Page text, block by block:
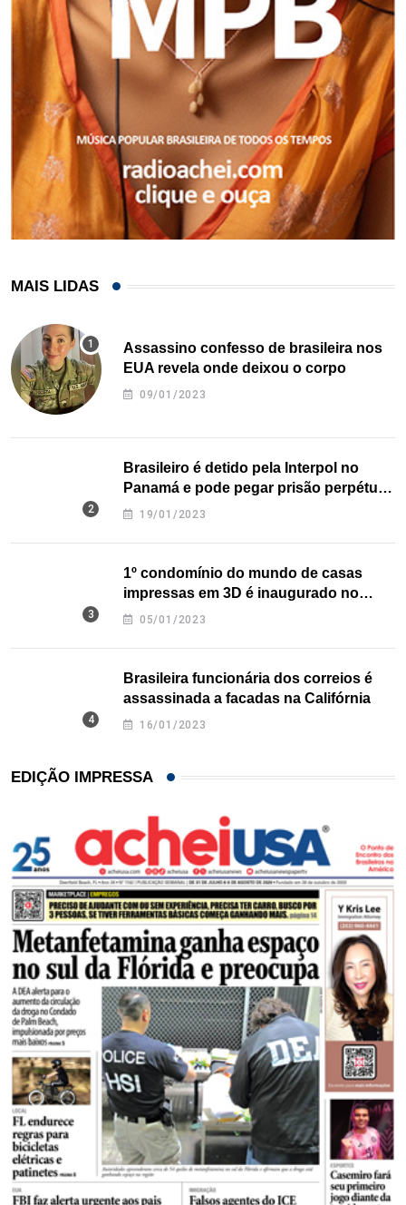
MAIS LIDAS
Assassino confesso de brasileira nos
EUA revela onde deixou o corpo
09/01/2023
Brasileiro é detido pela Interpol no
Panamá e pode pegar prisão perpétua
nos EUA
19/01/2023
1º condomínio do mundo de casas
impressas em 3D é inaugurado no
Texas
05/01/2023
Brasileira funcionária dos correios é
assassinada a facadas na Califórnia
16/01/2023
EDIÇÃO IMPRESSA